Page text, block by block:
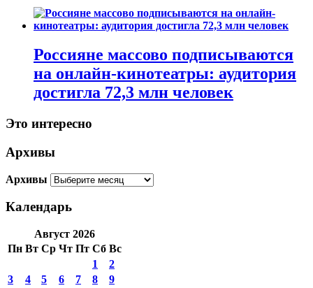
Россияне массово подписываются
на онлайн-кинотеатры: аудитория
достигла 72,3 млн человек
Это интересно
Архивы
Архивы
Календарь
Август 2026
Пн Вт Ср Чт Пт Сб Вс
1
2
3
4 5 6 7 8
9